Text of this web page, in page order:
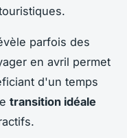
parfois des
en avril permet
d'un temps
transition idéale